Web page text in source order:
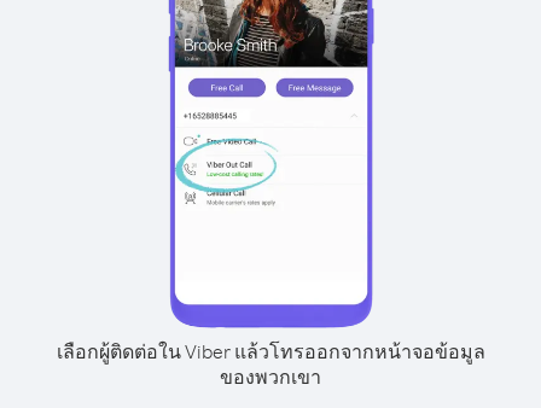
เลือกผู้ติดต่อใน Viber แล้วโทรออกจากหน้าจอข้อมูล
ของพวกเขา